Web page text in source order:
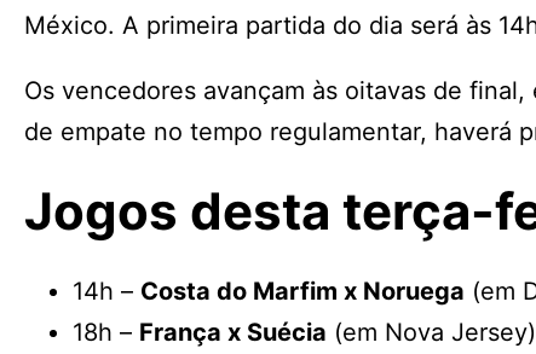
México. A primeira partida do dia será às
Os vencedores avançam às oitavas de
de empate no tempo regulamentar, haverá
Jogos desta terça-
14h – Costa do Marfim x Noruega (em
18h – França x Suécia (em Nova Jersey)